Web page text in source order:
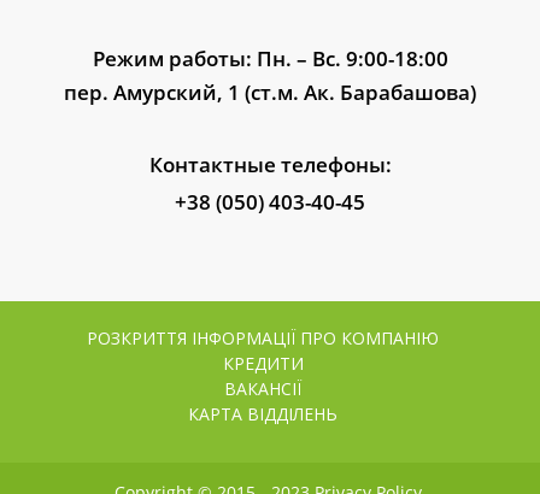
Режим работы: Пн. – Вс. 9:00-18:00
пер. Амурский, 1 (ст.м. Ак. Барабашова)
Контактные телефоны:
+38 (050) 403-40-45
РОЗКРИТТЯ ІНФОРМАЦІЇ ПРО КОМПАНІЮ
КРЕДИТИ
ВАКАНСІЇ
КАРТА ВІДДІЛЕНЬ